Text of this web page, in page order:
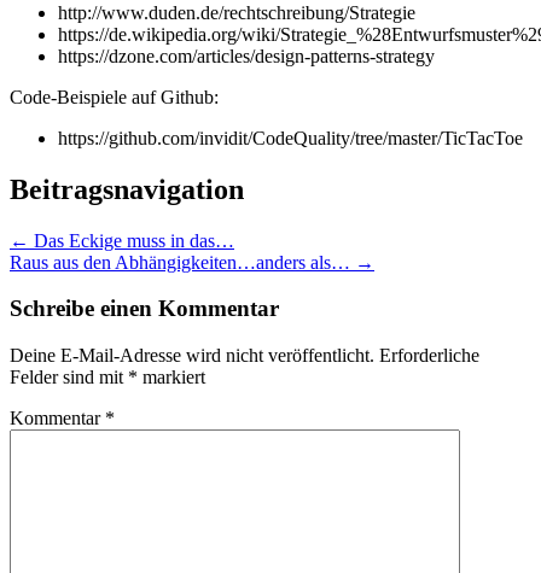
http://www.duden.de/rechtschreibung/Strategie
https://de.wikipedia.org/wiki/
https://dzone.com/articles/design-patterns-strategy
Code-Beispiele auf Github:
https://github.com/invidit/CodeQuality/tree/master/TicTacToe
Beitragsnavigation
← Das Eckige muss in das…
Raus aus den Abhängigkeiten…anders als… →
Schreibe einen Kommentar
Deine E-Mail-Adresse wird nicht veröffentlicht. Erforderliche
Felder sind mit * markiert
Kommentar *